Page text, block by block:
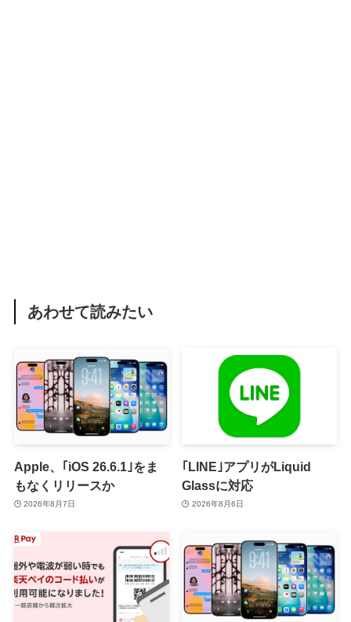
あわせて読みたい
Apple、｢iOS 26.6.1｣をま
もなくリリースか
2026年8月7日
｢LINE｣アプリがLiquid
Glassに対応
2026年8月6日